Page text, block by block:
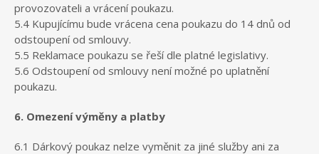
provozovateli a vrácení poukazu.
5.4 Kupujícímu bude vrácena cena poukazu do 14 dnů od
odstoupení od smlouvy.
5.5 Reklamace poukazu se řeší dle platné legislativy.
5.6 Odstoupení od smlouvy není možné po uplatnění
poukazu.
6. Omezení výměny a platby
6.1 Dárkový poukaz nelze vyměnit za jiné služby ani za